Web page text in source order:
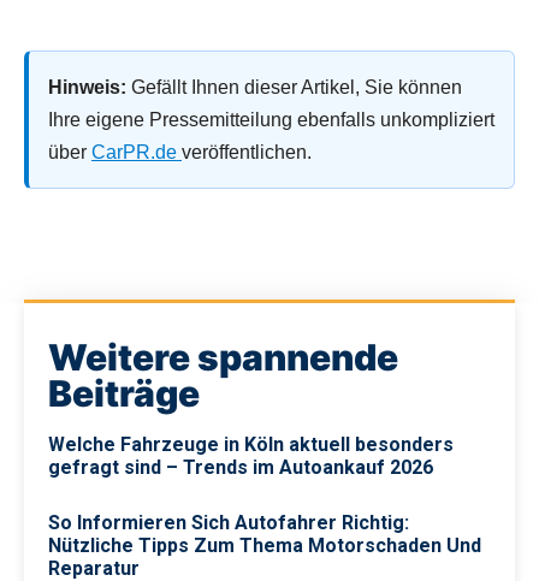
Hinweis: Gefällt Ihnen dieser Artikel, Sie können
Ihre eigene Pressemitteilung ebenfalls unkompliziert
über CarPR.de veröffentlichen.
Weitere spannende
Beiträge
Welche Fahrzeuge in Köln aktuell besonders
gefragt sind – Trends im Autoankauf 2026
So Informieren Sich Autofahrer Richtig:
Nützliche Tipps Zum Thema Motorschaden Und
Reparatur